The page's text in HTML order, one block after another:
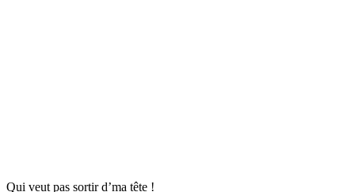
Qui veut pas sortir d’ma tête !